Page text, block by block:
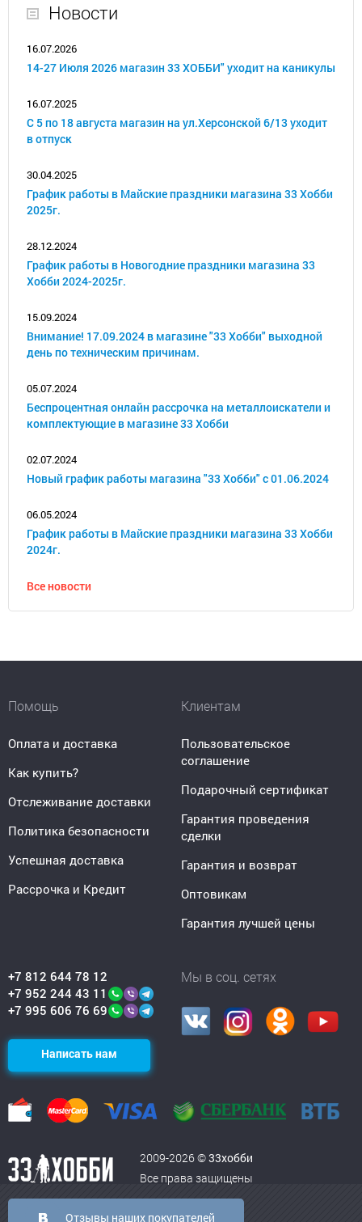
Новости
16.07.2026
14-27 Июля 2026 магазин 33 ХОББИ" уходит на каникулы
16.07.2025
С 5 по 18 августа магазин на ул.Херсонской 6/13 уходит
в отпуск
30.04.2025
График работы в Майские праздники магазина 33 Хобби
2025г.
28.12.2024
График работы в Новогодние праздники магазина 33
Хобби 2024-2025г.
15.09.2024
Внимание! 17.09.2024 в магазине "33 Хобби" выходной
день по техническим причинам.
05.07.2024
Беспроцентная онлайн рассрочка на металлоискатели и
комплектующие в магазине 33 Хобби
02.07.2024
Новый график работы магазина "33 Хобби" с 01.06.2024
06.05.2024
График работы в Майские праздники магазина 33 Хобби
2024г.
Все новости
Помощь
Оплата и доставка
Как купить?
Отслеживание доставки
Политика безопасности
Успешная доставка
Рассрочка и Кредит
Клиентам
Пользовательское
соглашение
Подарочный сертификат
Гарантия проведения
сделки
Гарантия и возврат
Оптовикам
Гарантия лучшей цены
+7 812 644 78 12
+7 952 244 43 11
+7 995 606 76 69
Написать нам
Мы в соц. сетях
2009-2026 ©33хобби
Все права защищены
Отзывы наших покупателей